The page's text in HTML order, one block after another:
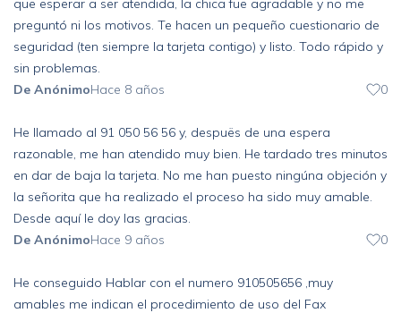
que esperar a ser atendida, la chica fue agradable y no me
preguntó ni los motivos. Te hacen un pequeño cuestionario de
seguridad (ten siempre la tarjeta contigo) y listo. Todo rápido y
sin problemas.
De AnónimoHace 8 años 0
He llamado al 91 050 56 56 y, despuës de una espera
razonable, me han atendido muy bien. He tardado tres minutos
en dar de baja la tarjeta. No me han puesto ningúna objeción y
la señorita que ha realizado el proceso ha sido muy amable.
Desde aquí le doy las gracias.
De AnónimoHace 9 años 0
He conseguido Hablar con el numero 910505656 ,muy
amables me indican el procedimiento de uso del Fax